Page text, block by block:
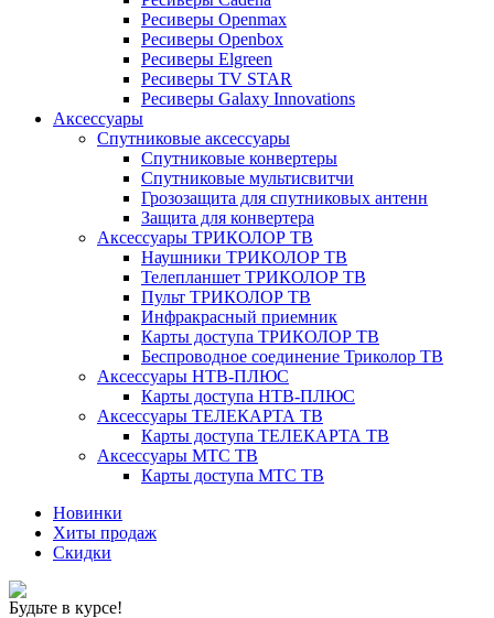
Ресиверы Openmax
Ресиверы Openbox
Ресиверы Elgreen
Ресиверы TV STAR
Ресиверы Galaxy Innovations
Аксессуары
Спутниковые аксессуары
Спутниковые конвертеры
Спутниковые мультисвитчи
Грозозащита для спутниковых антенн
Защита для конвертера
Аксессуары ТРИКОЛОР ТВ
Наушники ТРИКОЛОР ТВ
Телепланшет ТРИКОЛОР ТВ
Пульт ТРИКОЛОР ТВ
Инфракрасный приемник
Карты доступа ТРИКОЛОР ТВ
Беспроводное соединение Триколор ТВ
Аксессуары НТВ-ПЛЮС
Карты доступа НТВ-ПЛЮС
Аксессуары ТЕЛЕКАРТА ТВ
Карты доступа ТЕЛЕКАРТА ТВ
Аксессуары МТС ТВ
Карты доступа МТС ТВ
Новинки
Хиты продаж
Скидки
Будьте в курсе!